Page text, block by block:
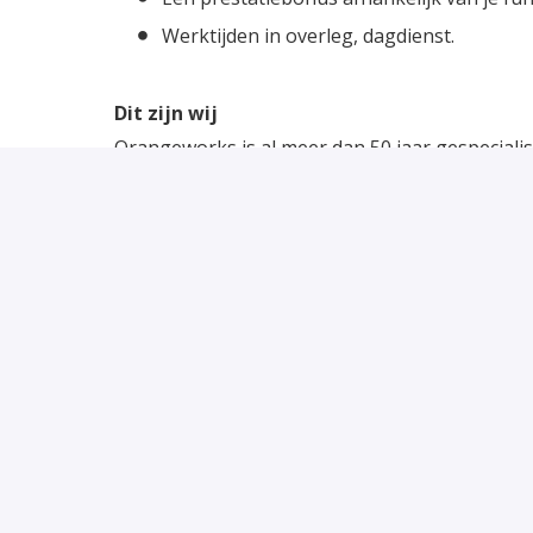
Werktijden in overleg, dagdienst.
Dit zijn wij
Orangeworks is al meer dan 50 jaar